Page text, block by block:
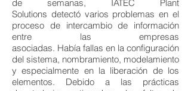
de semanas, IATEC Plant
Solutions detectó varios problemas en el
proceso de intercambio de información
entre las empresas
asociadas. Había fallas en la configuración
del sistema, nombramiento, modelamiento
y especialmente en la liberación de los
elementos. Debido a las prácticas